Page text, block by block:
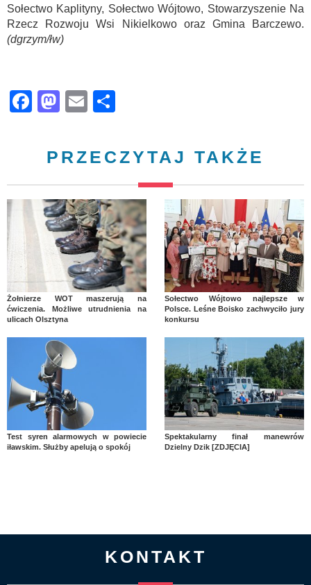
Sołectwo Kaplityny, Sołectwo Wójtowo, Stowarzyszenie Na
Rzecz Rozwoju Wsi Nikielkowo oraz Gmina Barczewo.
(dgrzym/łw)
Facebook
Mastodon
Email
PRZECZYTAJ TAKŻE
Żołnierze WOT maszerują na
ćwiczenia. Możliwe utrudnienia na
ulicach Olsztyna
Sołectwo Wójtowo najlepsze w
Polsce. Leśne Boisko zachwyciło jury
konkursu
Test syren alarmowych w powiecie
iławskim. Służby apelują o spokój
Spektakularny finał manewrów
Dzielny Dzik [ZDJĘCIA]
KONTAKT